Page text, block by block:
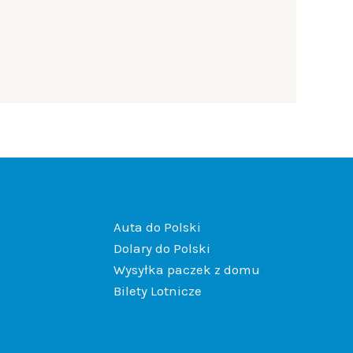
Auta do Polski
Dolary do Polski
Wysyłka paczek z domu
Bilety Lotnicze